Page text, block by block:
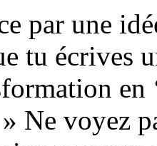
par une
tu écrives
en
Ne voyez